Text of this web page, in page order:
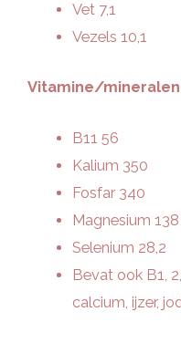
Vet 7,1
Vezels 10,1
Vitamine/mineralen
B11 56
Kalium 350
Fosfar 340
Magnesium 138
Selenium 28,2
Bevat ook B1,
calcium, ijzer,